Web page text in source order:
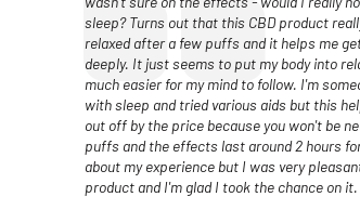
sleep? Turns out that this CBD product
relaxed after a few puffs and it helps me
deeply. It just seems to put my body into
much easier for my mind to follow. I'm
with sleep and tried various aids but this
out off by the price because you won't be
puffs and the effects last around 2 hours
about my experience but I was very
product and I'm glad I took the chance on it.